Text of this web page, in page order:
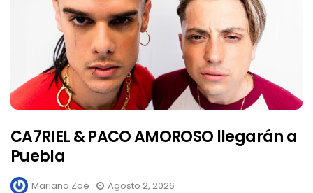
CA7RIEL & PACO AMOROSO llegarán a
Puebla
Mariana Zoé Agosto 2, 2026